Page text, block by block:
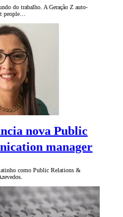
do trabalho. A Geração Z auto-
people…
nova Public
manager
como Public Relations &